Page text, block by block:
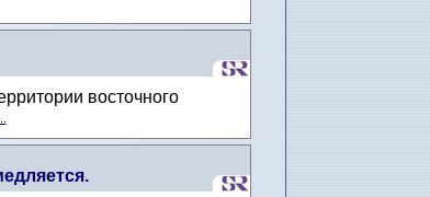
восточного